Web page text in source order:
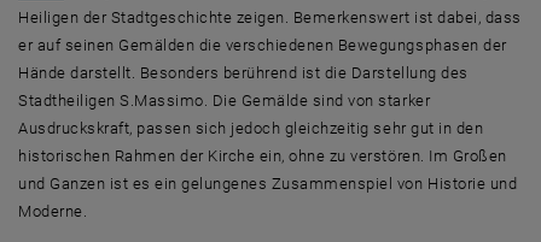
Heiligen der Stadtgeschichte zeigen. Bemerkenswert ist dabei, dass
er auf seinen Gemälden die verschiedenen Bewegungsphasen der
Hände darstellt. Besonders berührend ist die Darstellung des
Stadtheiligen S.Massimo. Die Gemälde sind von starker
Ausdruckskraft, passen sich jedoch gleichzeitig sehr gut in den
historischen Rahmen der Kirche ein, ohne zu verstören. Im Großen
und Ganzen ist es ein gelungenes Zusammenspiel von Historie und
Moderne.